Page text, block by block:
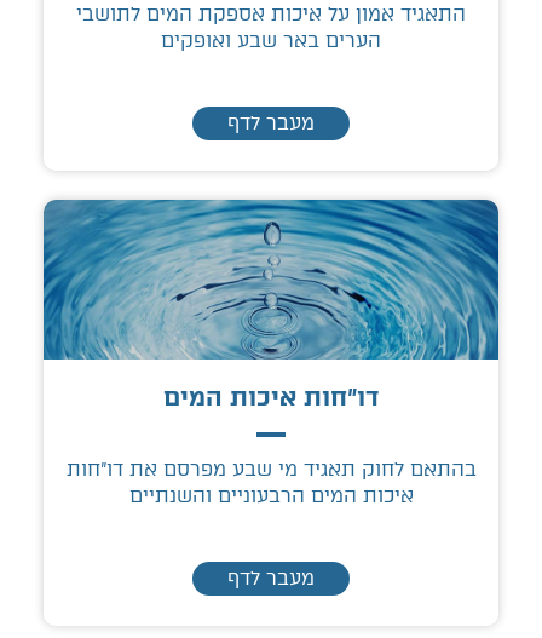
התאגיד אמון על איכות אספקת המים לתושבי
הערים באר שבע ואופקים
מעבר לדף
דו"חות איכות המים
בהתאם לחוק תאגיד מי שבע מפרסם את דו"חות
איכות המים הרבעוניים והשנתיים
מעבר לדף